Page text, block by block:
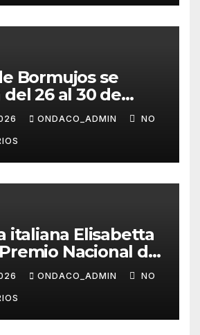
Bormujos se
26 al 30 de
ONDACO_ADMIN NO
italiana Elisabetta
Nacional de
Arpa»
ONDACO_ADMIN NO